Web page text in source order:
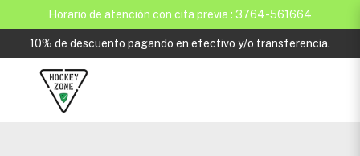
Horario de atención con cita previa : 3764-561664
10% de descuento pagando en efectivo y/o transferencia.